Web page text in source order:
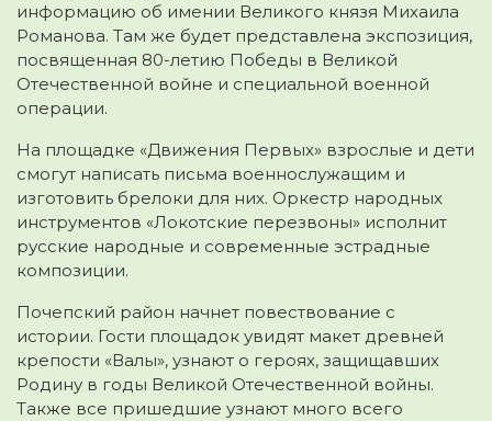
информацию об имении Великого князя Михаила
Романова. Там же будет представлена экспозиция,
посвященная 80-летию Победы в Великой
Отечественной войне и специальной военной
операции.
На площадке «Движения Первых» взрослые и дети
смогут написать письма военнослужащим и
изготовить брелоки для них. Оркестр народных
инструментов «Локотские перезвоны» исполнит
русские народные и современные эстрадные
композиции.
Почепский район начнет повествование с
истории. Гости площадок увидят макет древней
крепости «Валы», узнают о героях, защищавших
Родину в годы Великой Отечественной войны.
Также все пришедшие узнают много всего